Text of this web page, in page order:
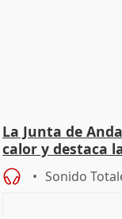
La Junta de
calor y destaca
Sonido